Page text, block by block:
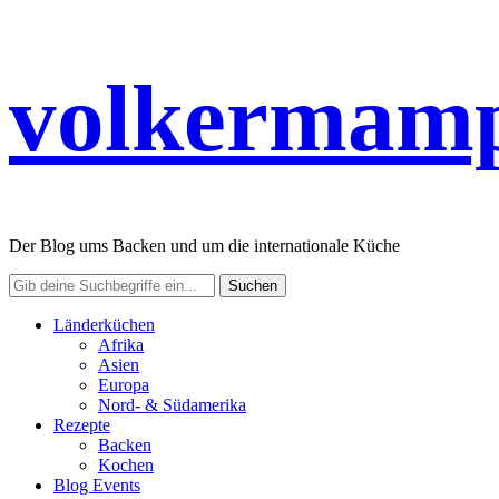
Der Blog ums Backen und um die internationale Küche
Länderküchen
Afrika
Asien
Europa
Nord- & Südamerika
Rezepte
Backen
Kochen
Blog Events